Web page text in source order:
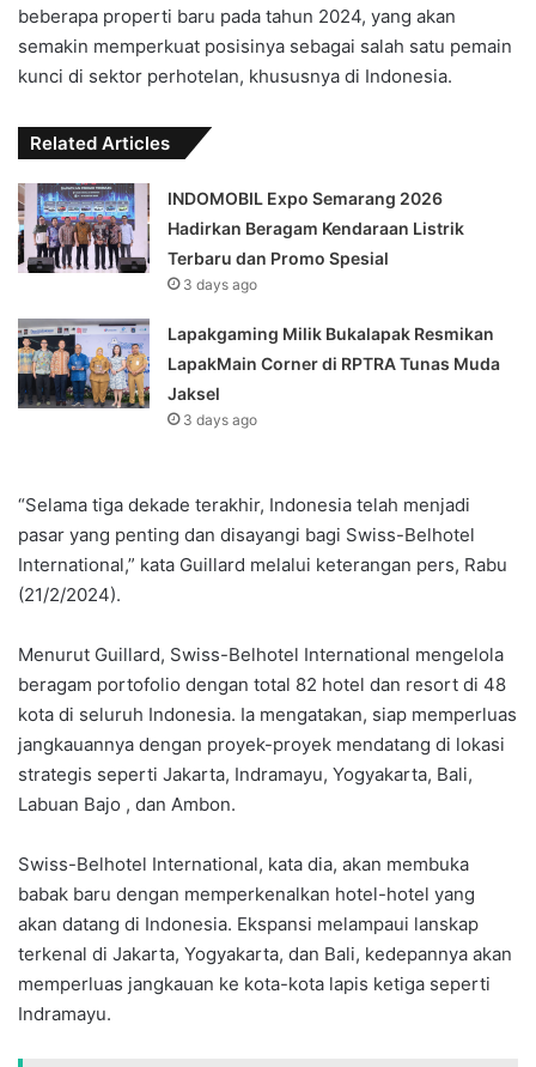
beberapa properti baru pada tahun 2024, yang akan
semakin memperkuat posisinya sebagai salah satu pemain
kunci di sektor perhotelan, khususnya di Indonesia.
Related Articles
INDOMOBIL Expo Semarang 2026
Hadirkan Beragam Kendaraan Listrik
Terbaru dan Promo Spesial
3 days ago
Lapakgaming Milik Bukalapak Resmikan
LapakMain Corner di RPTRA Tunas Muda
Jaksel
3 days ago
“Selama tiga dekade terakhir, Indonesia telah menjadi
pasar yang penting dan disayangi bagi Swiss-Belhotel
International,” kata Guillard melalui keterangan pers, Rabu
(21/2/2024).
Menurut Guillard, Swiss-Belhotel International mengelola
beragam portofolio dengan total 82 hotel dan resort di 48
kota di seluruh Indonesia. Ia mengatakan, siap memperluas
jangkauannya dengan proyek-proyek mendatang di lokasi
strategis seperti Jakarta, Indramayu, Yogyakarta, Bali,
Labuan Bajo , dan Ambon.
Swiss-Belhotel International, kata dia, akan membuka
babak baru dengan memperkenalkan hotel-hotel yang
akan datang di Indonesia. Ekspansi melampaui lanskap
terkenal di Jakarta, Yogyakarta, dan Bali, kedepannya akan
memperluas jangkauan ke kota-kota lapis ketiga seperti
Indramayu.